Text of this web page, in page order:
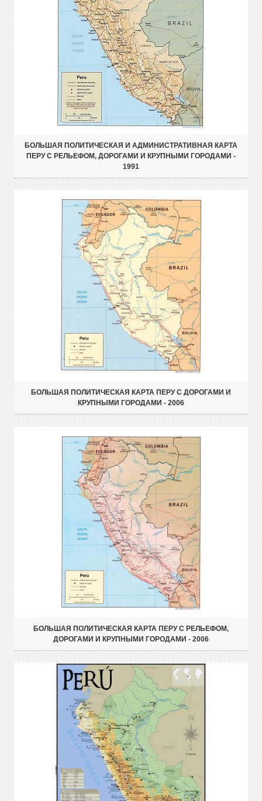
БОЛЬШАЯ ПОЛИТИЧЕСКАЯ И АДМИНИСТРАТИВНАЯ КАРТА
ПЕРУ С РЕЛЬЕФОМ, ДОРОГАМИ И КРУПНЫМИ ГОРОДАМИ -
1991
БОЛЬШАЯ ПОЛИТИЧЕСКАЯ КАРТА ПЕРУ С ДОРОГАМИ И
КРУПНЫМИ ГОРОДАМИ - 2006
БОЛЬШАЯ ПОЛИТИЧЕСКАЯ КАРТА ПЕРУ С РЕЛЬЕФОМ,
ДОРОГАМИ И КРУПНЫМИ ГОРОДАМИ - 2006